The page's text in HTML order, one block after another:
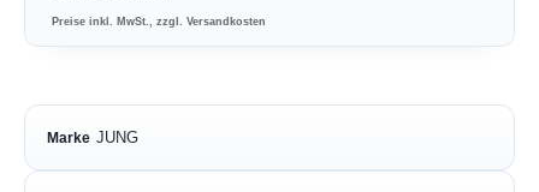
Preise inkl. MwSt., zzgl. Versandkosten
Marke JUNG